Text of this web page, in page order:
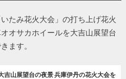
たみ花火大会」の打ち上げ花火
オサカホイールを大吉山展望台
ます。
吉山展望台の夜景 兵庫伊丹の花火大会を